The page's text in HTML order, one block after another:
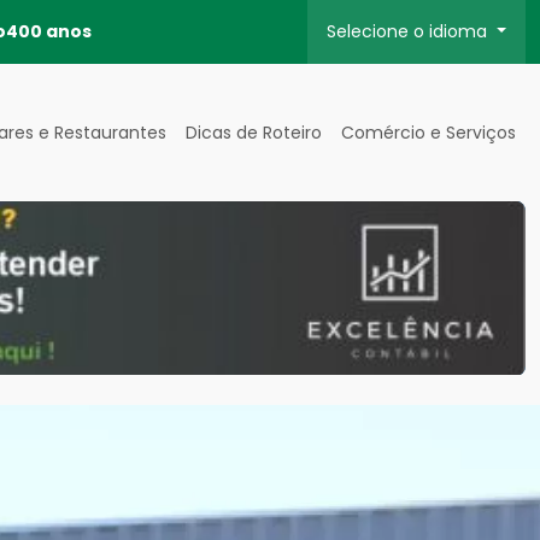
400 anos Selecione o idioma
e Restaurantes Dicas de Roteiro Comércio e Serviços